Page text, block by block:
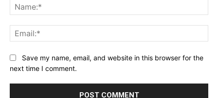
Website:Save my name, email, and website in this browser for the
next time I comment.